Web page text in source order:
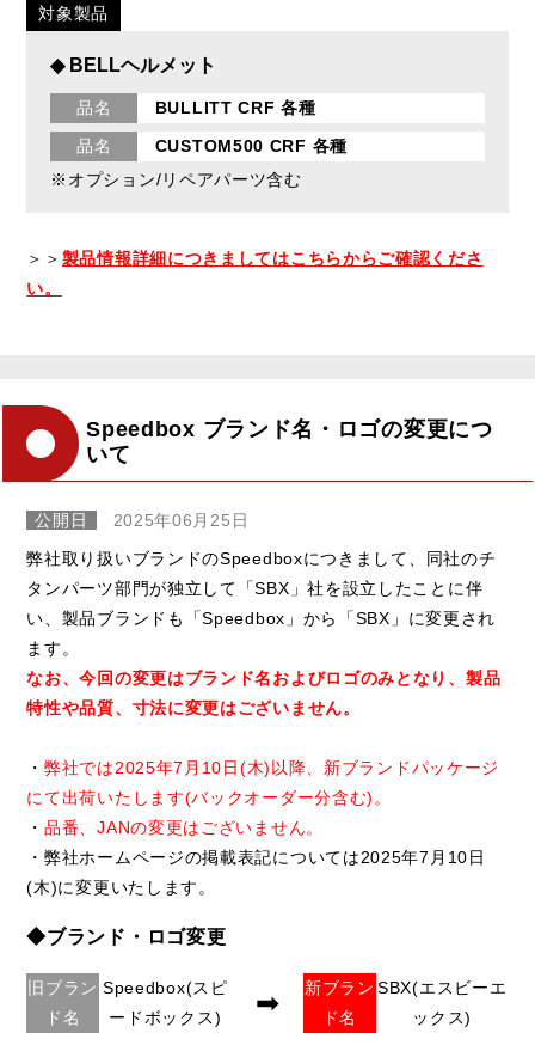
対象製品
◆ BELLヘルメット
品名
BULLITT CRF 各種
品名
CUSTOM500 CRF 各種
※オプション/リペアパーツ含む
＞＞ 製品情報詳細につきましてはこちらからご確認くださ
い。
Speedbox ブランド名・ロゴの変更につ
いて
公開日
2025年06月25日
弊社取り扱いブランドのSpeedboxにつきまして、同社のチ
タンパーツ部門が独立して「SBX」社を設立したことに伴
い、製品ブランドも「Speedbox」から「SBX」に変更され
ます。
なお、今回の変更はブランド名およびロゴのみとなり、製品
特性や品質、寸法に変更はございません。
・弊社では2025年7月10日(木)以降、新ブランドパッケージ
にて出荷いたします(バックオーダー分含む)。
・品番、JANの変更はございません。
・弊社ホームページの掲載表記については2025年7月10日
(木)に変更いたします。
◆ブランド・ロゴ変更
旧ブラン
ド名
Speedbox(スピ
ードボックス)
➡
新ブラン
ド名
SBX(エスビーエ
ックス)